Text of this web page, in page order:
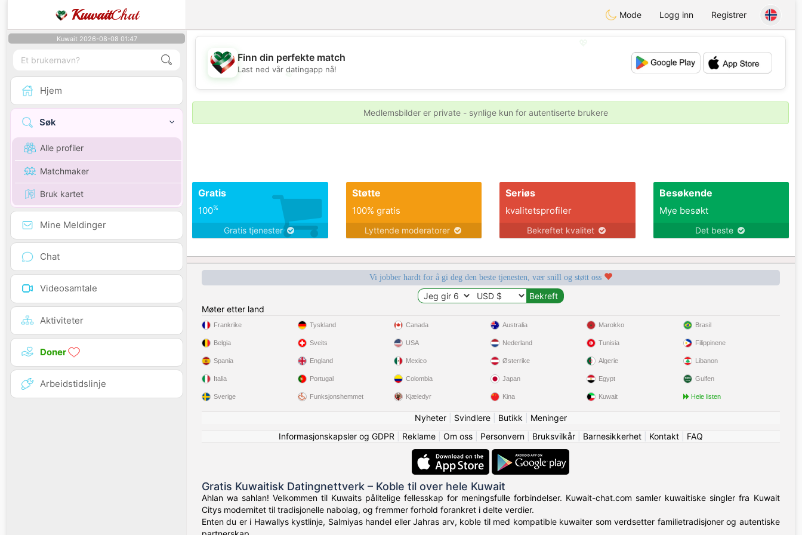
KuwaitChat Mode Logg inn Registrer
Kuwait 2026-08-08 01:47
Hjem
Søk
Alle profiler
Matchmaker
Bruk kartet
Mine Meldinger
Chat
Videosamtale
Aktiviteter
Doner
Arbeidstidslinje
💖
💕
💕
Finn din perfekte match
Last ned vår datingapp nå!
Medlemsbilder er private - synlige kun for autentiserte brukere
Gratis
100%
Gratis tjenester
Støtte
100% gratis
Lyttende moderatorer
Seriøs
kvalitetsprofiler
Bekreftet kvalitet
Besøkende
Mye besøkt
Det beste
Vi jobber hardt for å gi deg den beste tjenesten, vær snill og støtt oss
Møter etter land
Frankrike
Belgia
Spania
Italia
Sverige
Tyskland
Sveits
England
Portugal
Funksjonshemmet
Canada
USA
Mexico
Colombia
Kjæledyr
Australia
Nederland
Østerrike
Japan
Kina
Marokko
Tunisia
Algerie
Egypt
Kuwait
Brasil
Filippinene
Libanon
Gulfen
Hele listen
Nyheter| Svindlere| Butikk
Meninger
Informasjonskapsler og GDPR
Reklame| Om oss| Personvern| Bruksvilkår| Barnesikkerhet| Kontakt| FAQ
Gratis Kuwaitisk Datingnettverk – Koble til over hele Kuwait
Ahlan wa sahlan! Velkommen til Kuwaits pålitelige fellesskap for meningsfulle forbindelser. Kuwait-chat.com samler kuwaitiske singler fra Kuwait
Citys modernitet til tradisjonelle nabolag, og fremmer forhold forankret i delte verdier.
Enten du er i Hawallys kystlinje, Salmiyas handel eller Jahras arv, koble til med kompatible kuwaiter som verdsetter familietradisjoner og autentiske